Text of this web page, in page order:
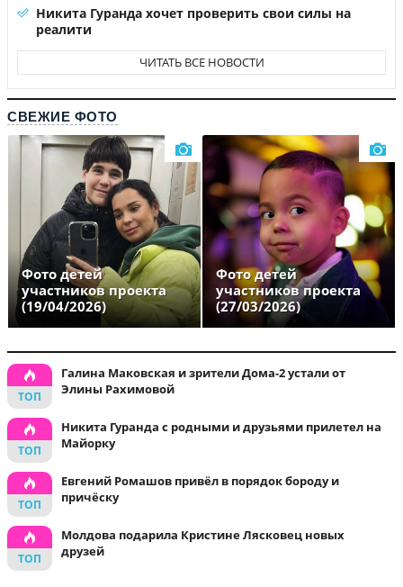
Никита Гуранда хочет проверить свои силы на
реалити
ЧИТАТЬ ВСЕ НОВОСТИ
СВЕЖИЕ ФОТО
Фото детей
участников проекта
(19/04/2026)
Фото детей
участников проекта
(27/03/2026)
Галина Маковская и зрители Дома-2 устали от
Элины Рахимовой
Никита Гуранда с родными и друзьями прилетел на
Майорку
Евгений Ромашов привёл в порядок бороду и
причёску
Молдова подарила Кристине Лясковец новых
друзей